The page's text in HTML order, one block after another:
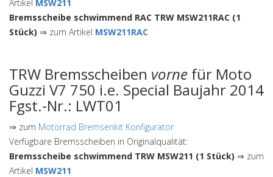
Artikel MSW211
Bremsscheibe schwimmend RAC TRW MSW211RAC (1
Stück) ⇒ zum Artikel MSW211RAC
TRW Bremsscheiben vorne für Moto
Guzzi V7 750 i.e. Special Baujahr 2014
Fgst.-Nr.: LWT01
⇒ zum Motorrad Bremsenkit Konfigurator
Verfügbare Bremsscheiben in Originalqualität:
Bremsscheibe schwimmend TRW MSW211 (1 Stück) ⇒ zum
Artikel MSW211